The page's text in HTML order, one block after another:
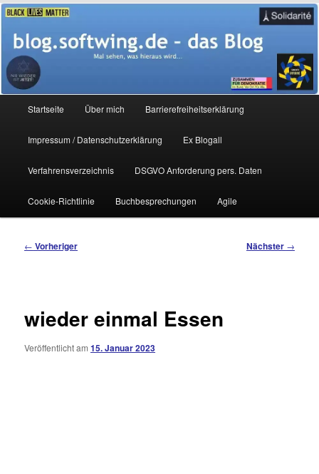
Zum
primären
Inhalt
springen
blog.softwing.de – das Blog
Mal sehen, was hieraus wird…
Startseite Über mich Barrierefreiheitserklärung
Impressum / Datenschutzerklärung Ex Blogall
Verfahrensverzeichnis DSGVO Anforderung pers. Daten
Cookie-Richtlinie Buchbesprechungen Agile
Beitragsnavigation
← Vorheriger Nächster →
wieder einmal Essen
Veröffentlicht am15. Januar 2023